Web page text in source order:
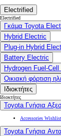
Electrified
Electrified
Γκάμα Toyota
Hybrid Electric
Plug-in Hybrid
Battery Electric
Hydrogen Fuel-
Οικιακή φόρτιση
Ιδιοκτήτες
Ιδιοκτήτες
Toyota Γνήσια
Accessories Wishlist
Toyota Γνήσια